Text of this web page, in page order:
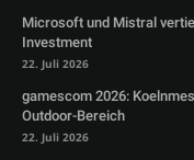
Microsoft und Mistral
Investment
22. Juli 2026
gamescom 2026:
Outdoor-Bereich
22. Juli 2026